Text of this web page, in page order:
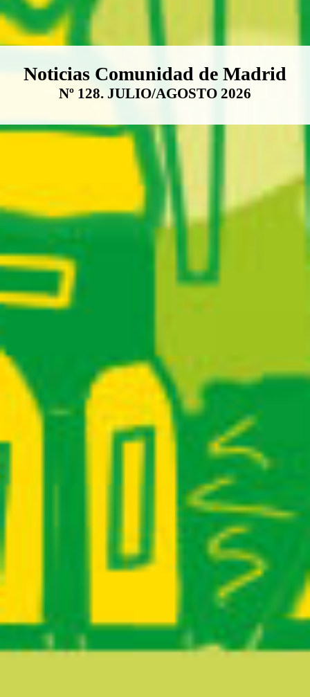
Boletín Noticias Comunidad de
Noticias Comunidad de Madrid
Nº 128. JULIO/AGOSTO 2026